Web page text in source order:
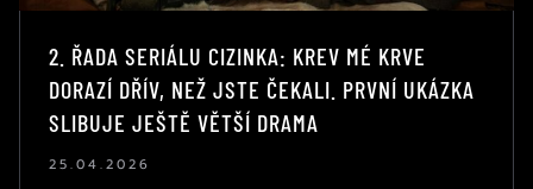
2. ŘADA SERIÁLU CIZINKA: KREV MÉ KRVE
DORAZÍ DŘÍV, NEŽ JSTE ČEKALI. PRVNÍ UKÁZKA
SLIBUJE JEŠTĚ VĚTŠÍ DRAMA
25.04.2026